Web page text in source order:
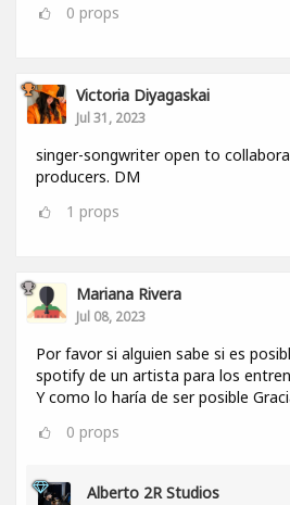
0 props
Victoria Diyagaskai
Jul 31, 2023
singer-songwriter open to
producers. DM
1 props
Mariana Rivera
Jul 08, 2023
Por favor si alguien sabe si es
spotify de un artista para los
Y como lo haría de ser posible
0 props
Alberto 2R Studios